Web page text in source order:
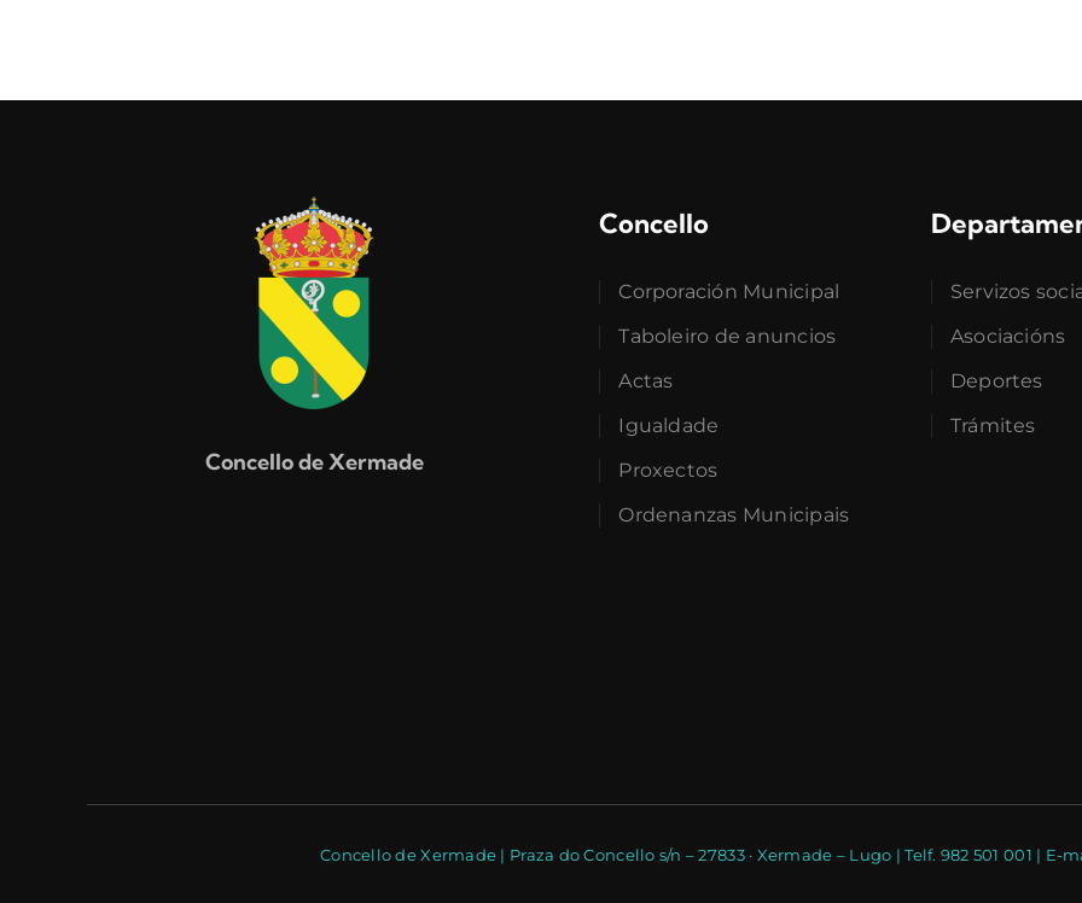
Concello de Xermade
Concello
Corporación Municipal
Taboleiro de anuncios
Actas
Igualdade
Proxectos
Ordenanzas Municipais
Servizos
Asociacións
Deportes
Trámites
Concello de Xermade | Praza do Concello s/n – 27833 · Xermade – Lugo | Telf. 982 501 001 |